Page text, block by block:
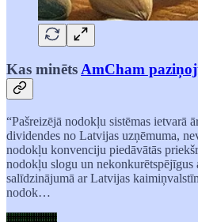
Kas minētsAmCham
“Pašreizējā nodokļu sistēmas ietvarā
dividendes no Latvijas uzņēmuma,
nodokļu konvenciju piedāvātās
nodokļu slogu un nekonkurētspējīgus
salīdzinājumā ar Latvijas
nodok…